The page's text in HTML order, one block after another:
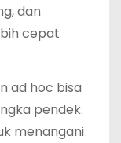
dan
cepat
ad hoc bisa
pendek.
menangani